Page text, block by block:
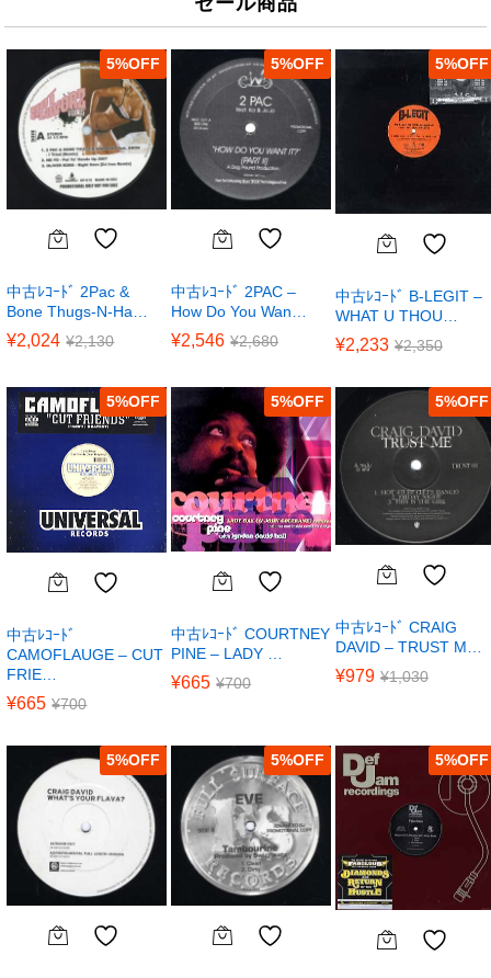
5%
中古ﾚｺｰﾄﾞ 2Pac &
Bone Thugs-N-Ha…
¥2,024 ¥2,130
5%
中古ﾚｺｰﾄﾞ 2PAC –
How Do You Wan…
¥2,546 ¥2,680
5%
中古ﾚｺｰﾄﾞ B-LEGIT –
WHAT U THOU…
¥2,233 ¥2,350
5%
中古ﾚｺｰﾄﾞ
CAMOFLAUGE – CUT
FRIE…
¥665 ¥700
5%
中古ﾚｺｰﾄﾞ COURTNEY
PINE – LADY …
¥665 ¥700
5%
中古ﾚｺｰﾄﾞ CRAIG
DAVID – TRUST M…
¥979 ¥1,030
5% 5% 5%